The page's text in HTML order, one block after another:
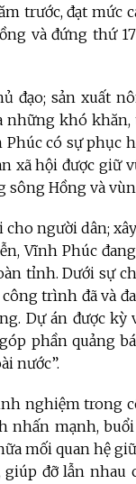
trước, đạt mức
và đứng thứ
đạo; sản xuất
khó khăn,
Phúc có sự phục
xã hội được giữ
Hồng và
người dân;
Vĩnh Phúc
tỉnh. Dưới sự
trình đã và
Dự án được
phần quảng
nước”.
nghiệm trong
nhấn mạnh,
mối quan hệ
đỡ lẫn nhau